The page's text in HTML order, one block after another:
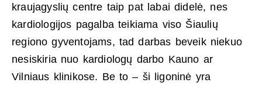
kraujagyslių centre taip pat labai didelė, nes
kardiologijos pagalba teikiama viso Šiaulių
regiono gyventojams, tad darbas beveik niekuo
nesiskiria nuo kardiologų darbo Kauno ar
Vilniaus klinikose. Be to – ši ligoninė yra